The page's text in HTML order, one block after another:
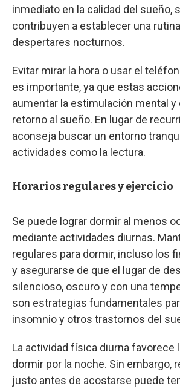
inmediato en la calidad del sueño,
contribuyen a establecer una
despertares nocturnos.
Evitar mirar la hora o usar el
es importante, ya que estas
aumentar la estimulación mental y
retorno al sueño. En lugar de
aconseja buscar un entorno
actividades como la lectura.
Horarios regulares y ejercicio
Se puede lograr dormir al menos
mediante actividades diurnas.
regulares para dormir, incluso los
y asegurarse de que el lugar de
silencioso, oscuro y con una
son estrategias fundamentales
insomnio y otros trastornos del
La actividad física diurna favorece
dormir por la noche. Sin embargo,
justo antes de acostarse puede